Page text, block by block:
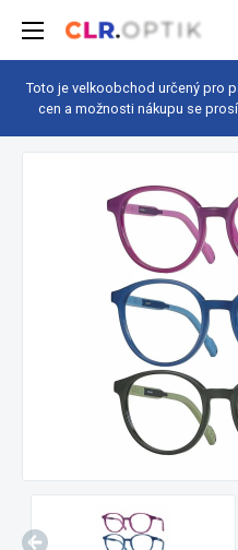
Toto je velkoobchod určený pro
cen a možnosti nákupu se
Brýle pro dospělé